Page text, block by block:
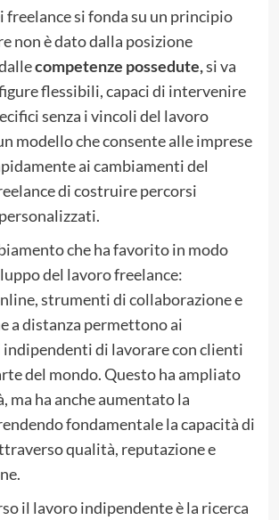
freelance si fonda su un principio
non è dato dalla posizione
competenze possedute,si va
flessibili, capaci di intervenire
senza i vincoli del lavoro
modello che consente alle imprese
ai cambiamenti del
di costruire percorsi
che ha favorito in modo
del lavoro freelance:
strumenti di collaborazione e
a distanza permettono ai
di lavorare con clienti
del mondo. Questo ha ampliato
ma ha anche aumentato la
fondamentale la capacità di
qualità, reputazione e
il lavoro indipendente è la ricerca